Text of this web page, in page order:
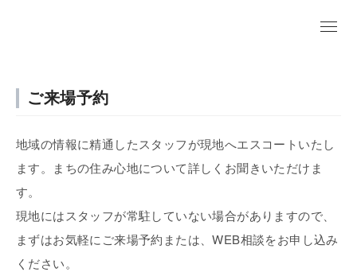
ご来場予約
地域の情報に精通したスタッフが現地へエスコートいたし
ます。まちの住み心地について詳しくお聞きいただけま
す。
現地にはスタッフが常駐していない場合がありますので、
まずはお気軽にご来場予約または、WEB相談をお申し込み
ください。